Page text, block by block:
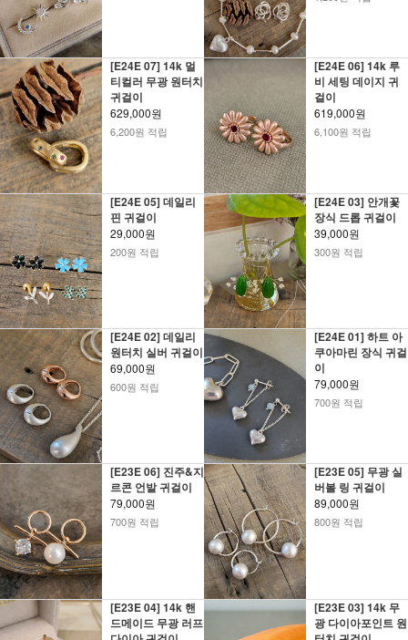
[E24E 07] 14k 멀
티컬러 무광 원터치
귀걸이
629,000원
6,200원 적립
[E24E 06] 14k 루
비 세팅 데이지 귀
걸이
619,000원
6,100원 적립
[E24E 05] 데일리
핀 귀걸이
29,000원
200원 적립
[E24E 03] 안개꽃
장식 드롭 귀걸이
39,000원
300원 적립
[E24E 02] 데일리
원터치 실버 귀걸이
69,000원
600원 적립
[E24E 01] 하트 아
쿠아마린 장식 귀걸
이
79,000원
700원 적립
[E23E 06] 진주&지
르콘 언발 귀걸이
79,000원
700원 적립
[E23E 05] 무광 실
버볼 링 귀걸이
89,000원
800원 적립
[E23E 04] 14k 핸
드메이드 무광 러프
[E23E 03] 14k 무
광 다이아포인트 원